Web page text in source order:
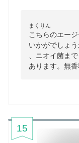
まくりん
こちらのエー
いかがでしょ
、ニオイ菌ま
あります。無香
15